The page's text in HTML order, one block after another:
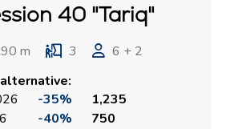
40 "Tariq"
m 3
6 + 2
-35%
1,235
-40% 750